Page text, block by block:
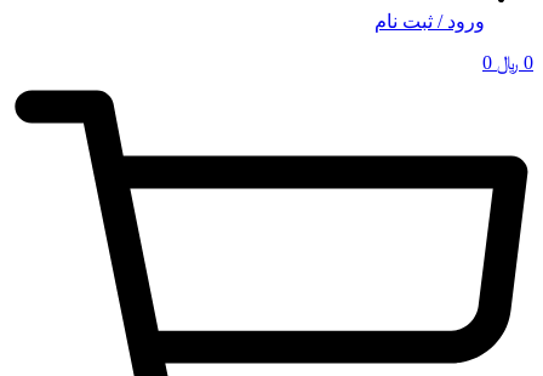
ورود / ثبت نام
0 ﷼ 0